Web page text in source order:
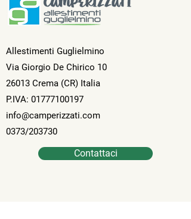
Allestimenti Guglielmino
Via Giorgio De Chirico 10
26013 Crema (CR) Italia
P.IVA: 01777100197
info@camperizzati.com
0373/203730
Contattaci